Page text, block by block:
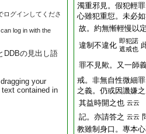
ログインしてくださ
log in with the
DDBの見出し語
your
contained in
濁重邪見。假犯輕
心雖犯重愆。未必
故。約無慚輕慢以
違制不違化 即犯諾
遮戒也
罪不見歟。又一師
戒。非無自性微細
之義。仍或因譏嫌
其益時開之也 云云
記。亦請答之 云云
教雖制身口。專本